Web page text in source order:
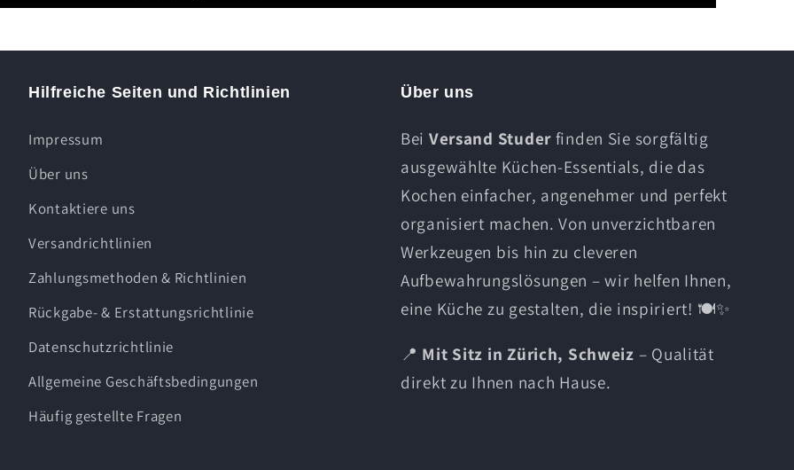
Hilfreiche Seiten und Richtlinien
Impressum
Über uns
Kontaktiere uns
Versandrichtlinien
Zahlungsmethoden & Richtlinien
Rückgabe- & Erstattungsrichtlinie
Datenschutzrichtlinie
Allgemeine Geschäftsbedingungen
Häufig gestellte Fragen
Über uns
Bei Versand Studerfinden Sie sorgfältig
ausgewählte Küchen-Essentials, die das
Kochen einfacher, angenehmer und perfekt
organisiert machen. Von unverzichtbaren
Werkzeugen bis hin zu cleveren
Aufbewahrungslösungen – wir helfen Ihnen,
eine Küche zu gestalten, die inspiriert! 🍽️✨
📍 Mit Sitz in Zürich, Schweiz – Qualität
direkt zu Ihnen nach Hause.